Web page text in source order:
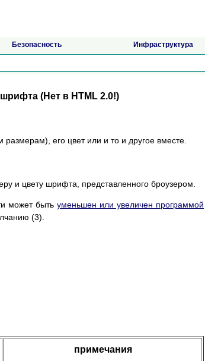
Безопасность Инфраструктура
(Нет в HTML 2.0!)
его цвет или и то и другое вместе.
и цвету шрифта, представленного броузером.
может быть уменьшен или увеличен программой
(3).
примечания